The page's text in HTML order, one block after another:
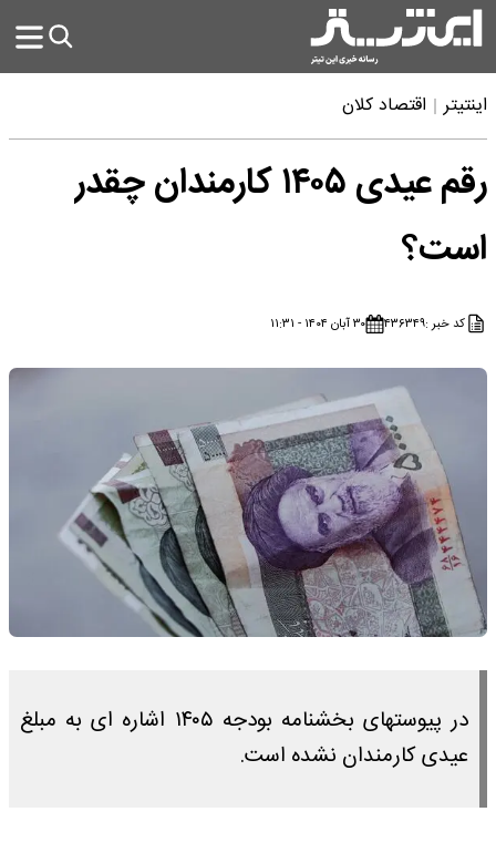
اینتیتر اقتصاد کلان
رقم عیدی ۱۴۰۵ کارمندان چقدر
است؟
کد خبر :۴۳۶۳۴۹ ۳۰ آبان ۱۴۰۴ - ۱۱:۳۱
در پیوستهای بخشنامه بودجه ۱۴۰۵ اشاره ای به مبلغ
عیدی کارمندان نشده است.